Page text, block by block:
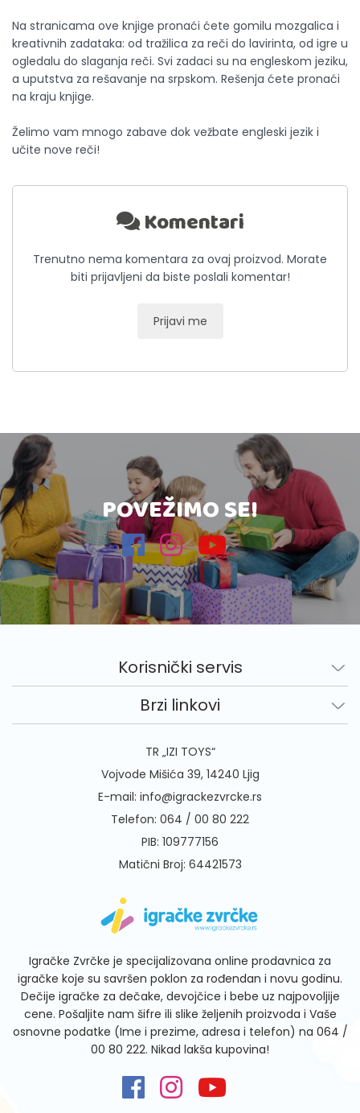
Na stranicama ove knjige pronaći ćete gomilu mozgalica i
kreativnih zadataka: od tražilica za reči do lavirinta, od igre u
ogledalu do slaganja reči. Svi zadaci su na engleskom jeziku,
a uputstva za rešavanje na srpskom. Rešenja ćete pronaći
na kraju knjige.
Želimo vam mnogo zabave dok vežbate engleski jezik i
učite nove reči!
Komentari
Trenutno nema komentara za ovaj proizvod. Morate
biti prijavljeni da biste poslali komentar!
Prijavi me
POVEŽIMO SE!
Korisnički servis
Brzi linkovi
TR „IZI TOYS“
Vojvode Mišića 39, 14240 Ljig
E-mail: info@igrackezvrcke.rs
Telefon: 064 / 00 80 222
PIB: 109777156
Matični Broj: 64421573
Igračke Zvrčke je specijalizovana online prodavnica za
igračke koje su savršen poklon za rođendan i novu godinu.
Dečije igračke za dečake, devojčice i bebe uz najpovoljije
cene. Pošaljite nam šifre ili slike željenih proizvoda i Vaše
osnovne podatke (Ime i prezime, adresa i telefon) na 064 /
00 80 222. Nikad lakša kupovina!